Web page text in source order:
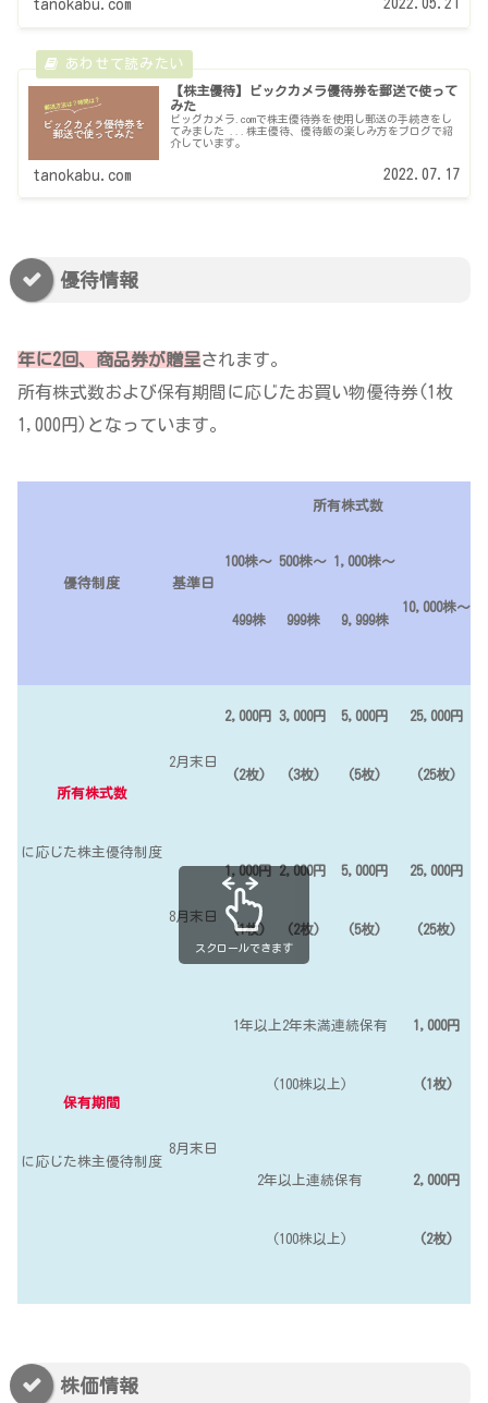
tanokabu.com 2022.05.21
【株主優待】ビックカメラ優待券を郵送で使って
みた
ビッグカメラ.comで株主優待券を使用し郵送の手続きをし
てみました ...株主優待、優待飯の楽しみ方をブログで紹
介しています。
tanokabu.com 2022.07.17
優待情報
年に2回、商品券が贈呈されます。
所有株式数および保有期間に応じたお買い物優待券(1枚
1,000円)となっています。
優待制度 基準日
所有株式数
100株～
499株
500株～
999株
1,000株～
9,999株
10,000株～
所有株式数
に応じた株主優待制度
2月末日
2,000円
(2枚)
3,000円
(3枚)
5,000円
(5枚)
25,000円
(25枚)
8月末日
1,000円
(1枚)
2,000円
(2枚)
5,000円
(5枚)
25,000円
(25枚)
保有期間
に応じた株主優待制度
8月末日
1年以上2年未満連続保有
(100株以上)
1,000円
(1枚)
2年以上連続保有
(100株以上)
2,000円
(2枚)
スクロールできます
株価情報